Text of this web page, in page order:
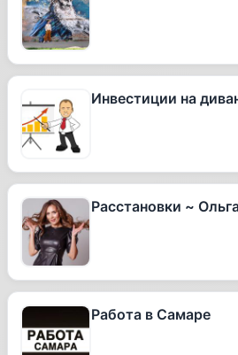
Инвестиции на
Расстановки ~
Работа в Самаре